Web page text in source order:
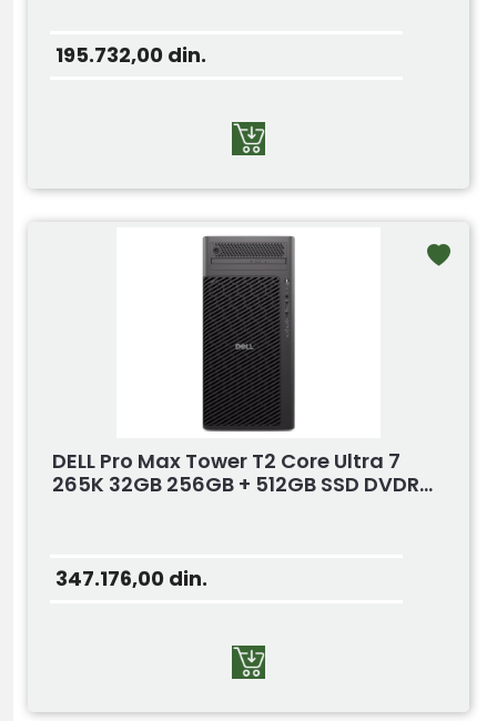
195.732,00 din.
DELL Pro Max Tower T2 Core Ultra 7
265K 32GB 256GB + 512GB SSD DVDR...
347.176,00 din.